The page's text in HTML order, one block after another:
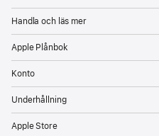
Handla och läs mer
Apple Plånbok
Konto
Underhållning
Apple Store